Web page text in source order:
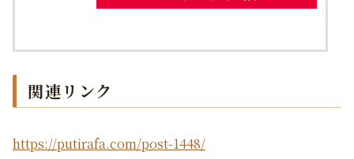
関連リンク
https://putirafa.com/post-1448/